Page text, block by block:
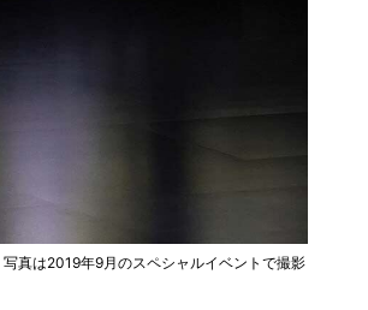
真は2019年9月のスペシャルイベントで撮影